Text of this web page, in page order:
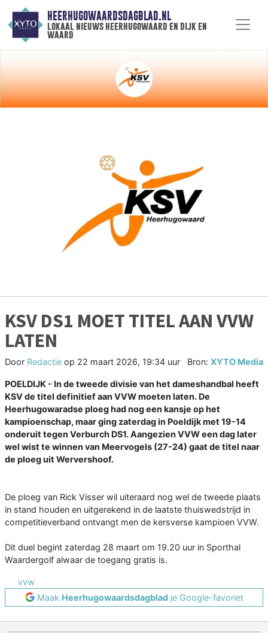
HEERHUGOWAARDSDAGBLAD.NL
lokaal nieuws heerhugowaard en dijk en
waard
KSV DS1 MOET TITEL AAN VVW
LATEN
Door Redactie op 22 maart 2026, 19:34 uur Bron: XYTO Media
POELDIJK - In de tweede divisie van het dameshandbal heeft
KSV de titel definitief aan VVW moeten laten. De
Heerhugowaradse ploeg had nog een kansje op het
kampioenschap, maar ging zaterdag in Poeldijk met 19-14
onderuit tegen Verburch DS1. Aangezien VVW een dag later
wel wist te winnen van Meervogels (27-24) gaat de titel naar
de ploeg uit Wervershoof.
De ploeg van Rick Visser wil uiteraard nog wel de tweede plaats
in stand houden en uitgerekend in de laatste thuiswedstrijd in
competitieverband ontvangt men de kersverse kampioen VVW.
Dit duel begint zaterdag 28 maart om 19.20 uur in Sporthal
Waardergolf alwaar de toegang gratis is.
vvw
Maak Heerhugowaardsdagbladje Google-favoriet